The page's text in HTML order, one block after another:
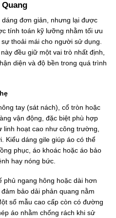
Quang
đơn giản, nhưng lại được
tính toán kỹ lưỡng nhằm tối ưu
thoải mái cho người sử dụng.
đều giữ một vai trò nhất định,
diện và độ bền trong quá trình
tay (sát nách), cổ tròn hoặc
vận động, đặc biệt phù hợp
hoạt cao như công trường,
Kiểu dáng gile giúp áo có thể
phục, áo khoác hoặc áo bảo
hay nóng bức.
phủ ngang hông hoặc dài hơn
bảo dải phản quang nằm
số mẫu cao cấp còn có đường
áo nhằm chống rách khi sử